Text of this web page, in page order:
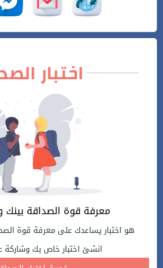
اختبار
معرفة قوة الصداقة بينك
هو اختبار يساعدك على معرفة قوة
انشئ اختبار خاص بك وشاركة